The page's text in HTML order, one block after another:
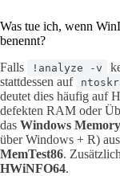
Was tue ich, wenn
benennt?
Falls
!analyze -v
stattdessen auf
deutet dies häufig auf
defekten RAM oder
das Windows
über Windows + R)
MemTest86.
HWiNFO64.